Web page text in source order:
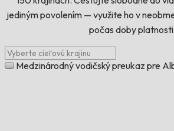
jediným povolením — využite ho v
počas doby
Medzinárodný vodičský preukaz pre